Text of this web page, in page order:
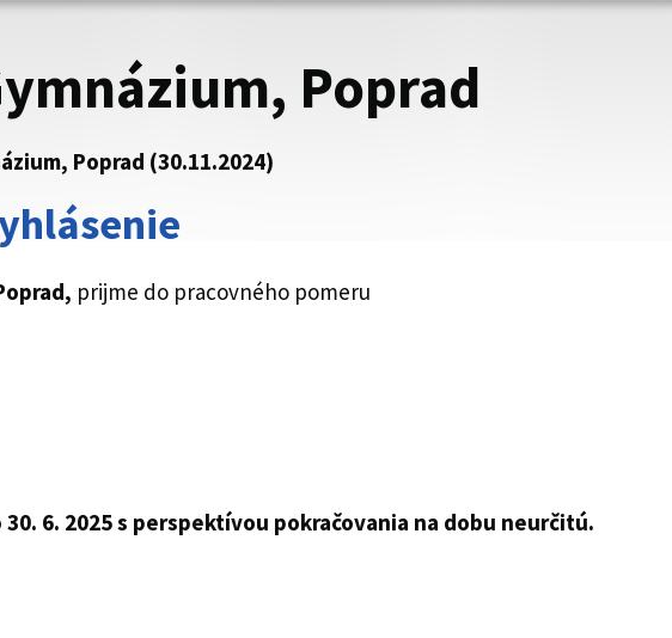
Poprad
Poprad (30.11.2024)
prijme do pracovného pomeru
30. 6. 2025 s perspektívou pokračovania na dobu neurčitú.